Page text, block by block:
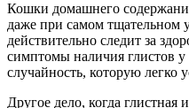
Кошки домашнего
даже при самом тщательном
действительно следит за
симптомы наличия глистов у
случайность, которую легко
Другое дело, когда глистная